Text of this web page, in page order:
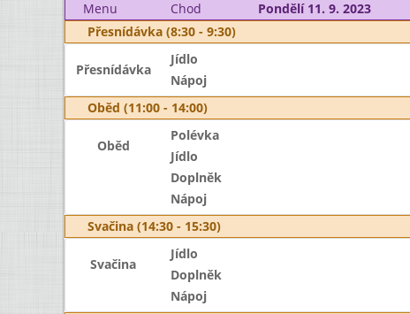
Menu
Chod Pondělí 11. 9. 2023
Přesnídávka (8:30 - 9:30)
Přesnídávka
Jídlo
Nápoj
Oběd (11:00 - 14:00)
Oběd
Polévka
Jídlo
Doplněk
Nápoj
Svačina (14:30 - 15:30)
Svačina
Jídlo
Doplněk
Nápoj